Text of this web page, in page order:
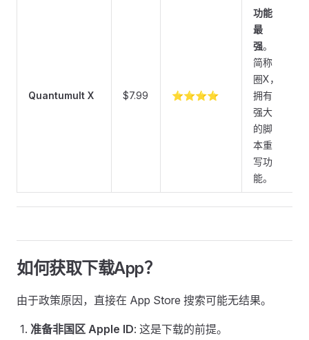
Quantumult X $7.99 ⭐⭐⭐⭐
功能
最
强。
简称
圈X，
拥有
强大
的脚
本重
写功
能。
如何获取下载App？
由于政策原因，直接在 App Store 搜索可能无结果。
准备非国区 Apple ID: 这是下载的前提。